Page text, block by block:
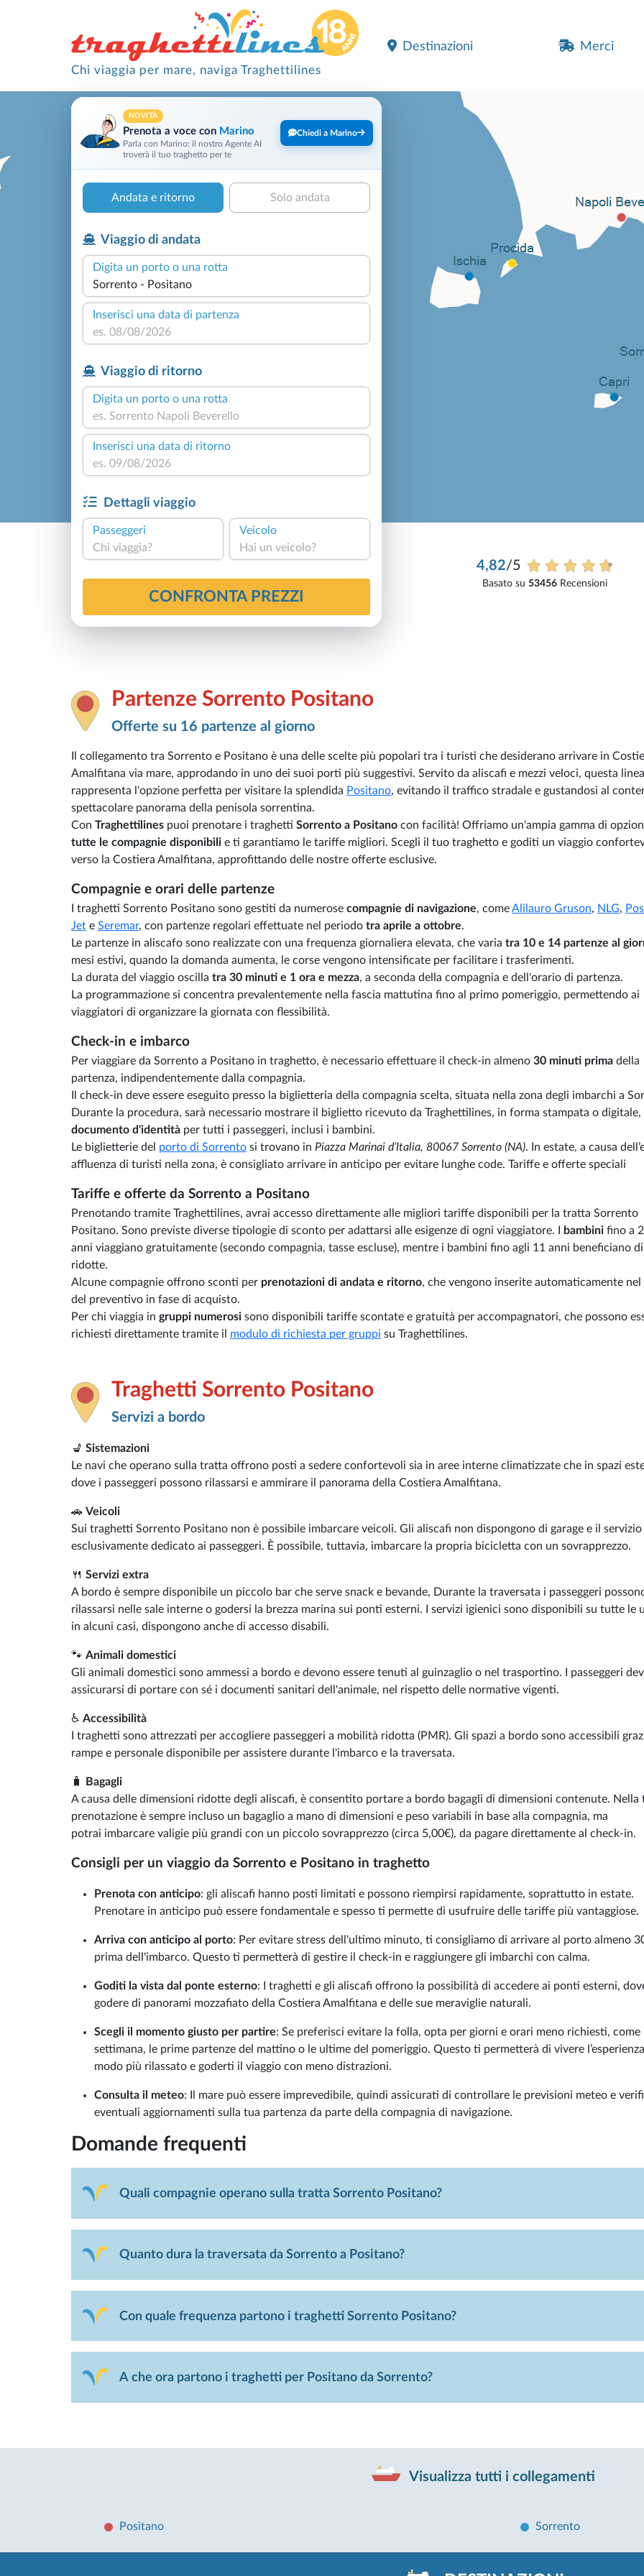
Chi viaggia per mare, naviga Traghettilines
Destinazioni Merci
NOVITÀ
Prenota a voce con Marino
Parla con Marino: il nostro Agente AI
troverà il tuo traghetto per te
Chiedi a Marino
Andata e ritorno Solo andata
Viaggio di andata
Digita un porto o una rotta
Inserisci una data di partenza
Viaggio di ritorno
Digita un porto o una rotta
Inserisci una data di ritorno
Dettagli viaggio
Passeggeri
Chi viaggia?
Veicolo
Hai un veicolo?
CONFRONTA PREZZI
4,82/5
Basato su53456 Recensioni
Partenze Sorrento Positano
Offerte su 16 partenze al giorno
Il collegamento tra Sorrento e Positano è una delle scelte più popolari tra i turisti che desiderano arrivare in
Amalfitana via mare, approdando in uno dei suoi porti più suggestivi. Servito da aliscafi e mezzi veloci, questa linea
rappresenta l'opzione perfetta per visitare la splendida Positano, evitando il traffico stradale e gustandosi al
spettacolare panorama della penisola sorrentina.
Con Traghettilines puoi prenotare i traghetti Sorrento a Positano con facilità! Offriamo un'ampia gamma di
tutte le compagnie disponibili e ti garantiamo le tariffe migliori. Scegli il tuo traghetto e goditi un viaggio
verso la Costiera Amalfitana, approfittando delle nostre offerte esclusive.
Compagnie e orari delle partenze
I traghetti Sorrento Positano sono gestiti da numerose compagnie di navigazione, comeAlilauro Gruson, NLG,
Jet e Seremar, con partenze regolari effettuate nel periodo tra aprile a ottobre.
Le partenze in aliscafo sono realizzate con una frequenza giornaliera elevata, che varia tra 10 e 14 partenze al
mesi estivi, quando la domanda aumenta, le corse vengono intensificate per facilitare i trasferimenti.
La durata del viaggio oscilla tra 30 minuti e 1 ora e mezza, a seconda della compagnia e dell'orario di partenza.
La programmazione si concentra prevalentemente nella fascia mattutina fino al primo pomeriggio, permettendo ai
viaggiatori di organizzare la giornata con flessibilità.
Check-in e imbarco
Per viaggiare da Sorrento a Positano in traghetto, è necessario effettuare il check-in almeno 30 minuti prima della
partenza, indipendentemente dalla compagnia.
Il check-in deve essere eseguito presso la biglietteria della compagnia scelta, situata nella zona degli imbarchi a
Durante la procedura, sarà necessario mostrare il biglietto ricevuto da Traghettilines, in forma stampata o digitale,
documento d'identità per tutti i passeggeri, inclusi i bambini.
Le biglietterie del porto di Sorrento si trovano in Piazza Marinai d’Italia, 80067 Sorrento (NA). In estate, a causa
affluenza di turisti nella zona, è consigliato arrivare in anticipo per evitare lunghe code. Tariffe e offerte speciali
Tariffe e offerte da Sorrento a Positano
Prenotando tramite Traghettilines, avrai accesso direttamente alle migliori tariffe disponibili per la tratta Sorrento
Positano. Sono previste diverse tipologie di sconto per adattarsi alle esigenze di ogni viaggiatore. I
bambini fino a
anni viaggiano gratuitamente (secondo compagnia, tasse escluse), mentre i bambini fino agli 11 anni beneficiano
ridotte.
Alcune compagnie offrono sconti per prenotazioni di andata e ritorno, che vengono inserite automaticamente
del preventivo in fase di acquisto.
Per chi viaggia in gruppi numerosi sono disponibili tariffe scontate e gratuità per accompagnatori, che possono
richiesti direttamente tramite il modulo di richiesta per gruppi su Traghettilines.
Traghetti Sorrento Positano
Servizi a bordo
💺 Sistemazioni
Le navi che operano sulla tratta offrono posti a sedere confortevoli sia in aree interne climatizzate che in spazi
dove i passeggeri possono rilassarsi e ammirare il panorama della Costiera Amalfitana.
🚗 Veicoli
Sui traghetti Sorrento Positano non è possibile imbarcare veicoli. Gli aliscafi non dispongono di garage e il servizio
esclusivamente dedicato ai passeggeri. È possibile, tuttavia, imbarcare la propria bicicletta con un sovrapprezzo.
🍴 Servizi extra
A bordo è sempre disponibile un piccolo bar che serve snack e bevande, Durante la traversata i passeggeri
rilassarsi nelle sale interne o godersi la brezza marina sui ponti esterni. I servizi igienici sono disponibili su tutte le
in alcuni casi, dispongono anche di accesso disabili.
🐾 Animali domestici
Gli animali domestici sono ammessi a bordo e devono essere tenuti al guinzaglio o nel trasportino. I passeggeri
assicurarsi di portare con sé i documenti sanitari dell'animale, nel rispetto delle normative vigenti.
♿ Accessibilità
I traghetti sono attrezzati per accogliere passeggeri a mobilità ridotta (PMR). Gli spazi a bordo sono accessibili
rampe e personale disponibile per assistere durante l'imbarco e la traversata.
🧳
Bagagli
A causa delle dimensioni ridotte degli aliscafi, è consentito portare a bordo bagagli di dimensioni contenute. Nella
prenotazione è sempre incluso un bagaglio a mano di dimensioni e peso variabili in base alla compagnia, ma
potrai imbarcare valigie più grandi con un piccolo sovrapprezzo (circa 5,00€), da pagare direttamente al check-in.
Consigli per un viaggio da Sorrento e Positano in traghetto
Prenota con anticipo: gli aliscafi hanno posti limitati e possono riempirsi rapidamente, soprattutto in estate.
Prenotare in anticipo può essere fondamentale e spesso ti permette di usufruire delle tariffe più vantaggiose.
Arriva con anticipo al porto: Per evitare stress dell'ultimo minuto, ti consigliamo di arrivare al porto almeno
prima dell'imbarco. Questo ti permetterà di gestire il check-in e raggiungere gli imbarchi con calma.
Goditi la vista dal ponte esterno: I traghetti e gli aliscafi offrono la possibilità di accedere ai ponti esterni,
godere di panorami mozzafiato della Costiera Amalfitana e delle sue meraviglie naturali.
Scegli il momento giusto per partire: Se preferisci evitare la folla, opta per giorni e orari meno richiesti, come
settimana, le prime partenze del mattino o le ultime del pomeriggio. Questo ti permetterà di vivere
modo più rilassato e goderti il viaggio con meno distrazioni.
Consulta il meteo: Il mare può essere imprevedibile, quindi assicurati di controllare le previsioni meteo e
eventuali aggiornamenti sulla tua partenza da parte della compagnia di navigazione.
Domande frequenti
Quali compagnie operano sulla tratta Sorrento Positano?
Quanto dura la traversata da Sorrento a Positano?
Con quale frequenza partono i traghetti Sorrento Positano?
A che ora partono i traghetti per Positano da Sorrento?
Visualizza tutti i collegamenti
Positano Sorrento